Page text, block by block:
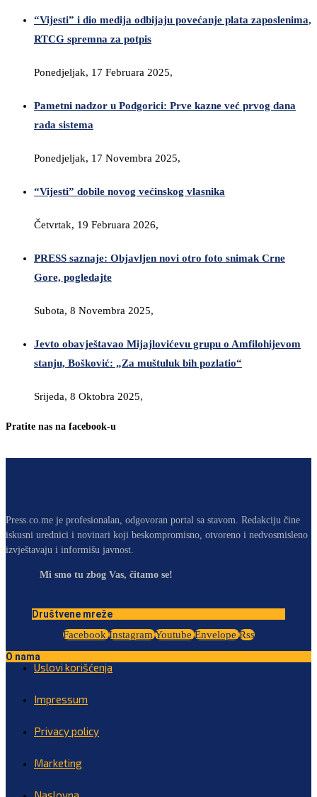
“Vijesti” i dio medija odbijaju povećanje plata zaposlenima,
RTCG spremna za potpis
Ponedjeljak, 17 Februara 2025,
Pametni nadzor u Podgorici: Prve kazne već prvog dana
rada sistema
Ponedjeljak, 17 Novembra 2025,
“Vijesti” dobile novog većinskog vlasnika
Četvrtak, 19 Februara 2026,
PRESS saznaje: Objavljen novi otro foto snimak Crne
Gore, pogledajte
Subota, 8 Novembra 2025,
Jevto obavještavao Mijajlovićevu grupu o Amfilohijevom
stanju, Bošković: „Za muštuluk bih pozlatio“
Srijeda, 8 Oktobra 2025,
Pratite nas na facebook-u
Press.co.me je profesionalan, odgovoran portal sa stavom. Redakciju čine
iskusni urednici i novinari koji beskompromisno, otvoreno i nedvosmisleno
izvještavaju i informišu javnost.
Mi smo tu zbog Vas, čitamo se!
Društvene mreže
Facebook Instagram Youtube Envelope Rss
O nama
Uslovi korišćenja
Impressum
Privacy policy
Marketing